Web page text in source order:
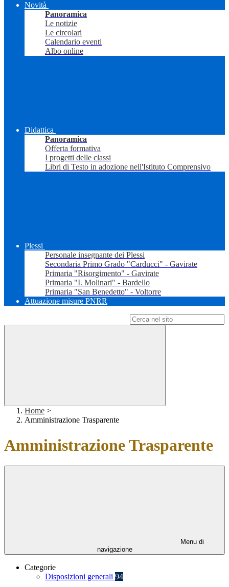
Novità
Panoramica
Le notizie
Le circolari
Calendario eventi
Albo online
Didattica
Panoramica
Offerta formativa
I progetti delle classi
Libri di Testo in adozione nell'Istituto Comprensivo
Plessi
Personale insegnante dei Plessi
Secondaria Primo Grado "Carducci" - Gavirate
Primaria "Risorgimento" - Gavirate
Primaria "I. Molinari" - Bardello
Primaria "San Benedetto" - Voltorre
Attuazione misure PNRR
Home >
Amministrazione Trasparente
Amministrazione Trasparente
Menu di
navigazione
Categorie
Disposizioni generali 94